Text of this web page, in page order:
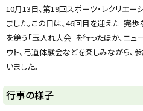
u
k
a
a
w
a
c
y
10月13日、第19回スポーツ・レクリエー
ました。この日は、46回目を迎えた「完
を競う「玉入れ大会」を行ったほか、ニュ
ウト、弓道体験会などを楽しみながら、
いました。
行事の様子